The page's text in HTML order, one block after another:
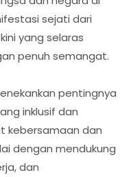
sejati dari
yang selaras
penuh semangat.
pentingnya
inklusif dan
kebersamaan dan
dengan mendukung
dan